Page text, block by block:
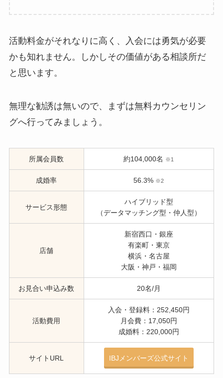
活動料金がそれなりに高く、入会には勇気が必要
かも知れません。しかしその価値がある相談所だ
と思います。
無理な勧誘は無いので、まずは無料カウンセリン
グへ行ってみましょう。
所属会員数 約104,000名 ※1
成婚率 56.3% ※2
サービス形態
ハイブリッド型
（データマッチング型・仲人型）
店舗
新宿西口・銀座
有楽町・東京
横浜・名古屋
大阪・神戸・福岡
お見合い申込み数 20名/月
活動費用
入会・登録料：252,450円
月会費：17,050円
成婚料：220,000円
サイトURL IBJメンバーズ公式サイト